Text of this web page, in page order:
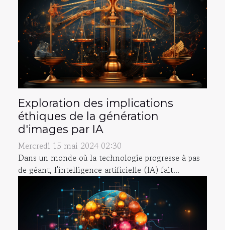
Exploration des implications
éthiques de la génération
d'images par IA
Mercredi 15 mai 2024 02:30
Dans un monde où la technologie progresse à pas
de géant, l'intelligence artificielle (IA) fait...